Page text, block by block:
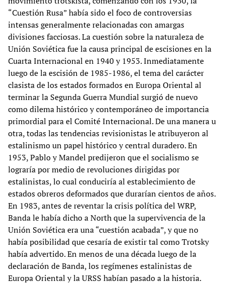
“Cuestión Rusa” había sido el foco de controversias
intensas generalmente relacionadas con amargas
divisiones facciosas. La cuestión sobre la naturaleza de
Unión Soviética fue la causa principal de escisiones en la
Cuarta Internacional en 1940 y 1953. Inmediatamente
luego de la escisión de 1985-1986, el tema del carácter
clasista de los estados formados en Europa Oriental al
terminar la Segunda Guerra Mundial surgió de nuevo
como dilema histórico y contemporáneo de importancia
primordial para el Comité Internacional. De una manera u
otra, todas las tendencias revisionistas le atribuyeron al
estalinismo un papel histórico y central duradero. En
1953, Pablo y Mandel predijeron que el socialismo se
lograría por medio de revoluciones dirigidas por
estalinistas, lo cual conduciría al establecimiento de
estados obreros deformados que durarían cientos de años.
En 1983, antes de reventar la crisis política del WRP,
Banda le había dicho a North que la supervivencia de la
Unión Soviética era una “cuestión acabada”, y que no
había posibilidad que cesaría de existir tal como Trotsky
había advertido. En menos de una década luego de la
declaración de Banda, los regímenes estalinistas de
Europa Oriental y la URSS habían pasado a la historia.